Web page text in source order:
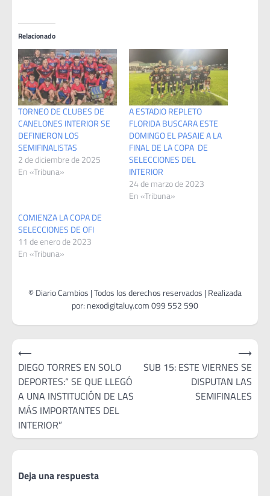
Relacionado
TORNEO DE CLUBES DE
CANELONES INTERIOR SE
DEFINIERON LOS
SEMIFINALISTAS
2 de diciembre de 2025
En «Tribuna»
A ESTADIO REPLETO
FLORIDA BUSCARA ESTE
DOMINGO EL PASAJE A LA
FINAL DE LA COPA DE
SELECCIONES DEL
INTERIOR
24 de marzo de 2023
En «Tribuna»
COMIENZA LA COPA DE
SELECCIONES DE OFI
11 de enero de 2023
En «Tribuna»
Navegación
de
entradas
⟵
DIEGO TORRES EN SOLO
DEPORTES:“ SE QUE LLEGÓ
A UNA INSTITUCIÓN DE LAS
MÁS IMPORTANTES DEL
INTERIOR”
SUB 15: ESTE VIERNES SE
DISPUTAN LAS
SEMIFINALES
⟶
Deja una respuesta